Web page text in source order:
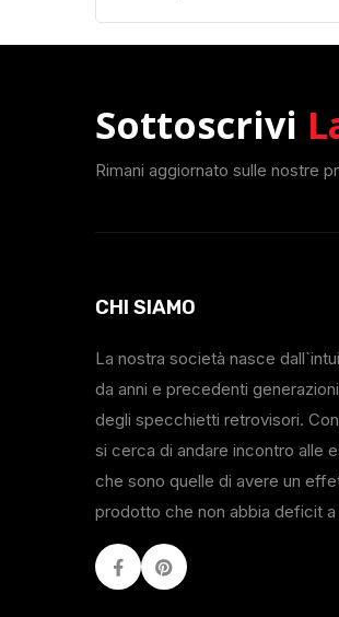
Sottoscrivi
Rimani aggiornato sulle nostre
CHI SIAMO
La nostra società nasce
da anni e precedenti
degli specchietti retrovisori.
si cerca di andare incontro alle
che sono quelle di avere un
prodotto che non abbia deficit a
FacebookYoutube